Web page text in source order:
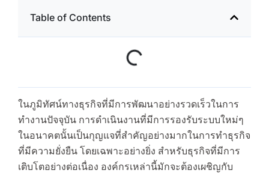
Table of Contents
ในภูมิทัศน์ทางธุรกิจที่มีการพัฒนาอย่างรวดเร็วในการ
ทำงานปัจจุบัน การดำเนินงานที่มีการรองรับระบบใหม่ๆ
ในอนาคตนั้นเป็นกุญแจที่สำคัญอย่างมากในการทำธุรกิจ
ที่มีความยั่งยืน โดยเฉพาะอย่างยิ่ง สำหรับธุรกิจที่มีการ
เติบโตอย่างต่อเนื่อง องค์กรเหล่านี้มักจะต้องเผชิญกับ